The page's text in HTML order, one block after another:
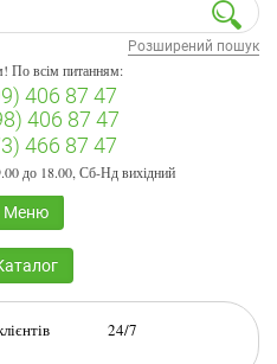
Розширений пошук
По всім питанням:
406 87 47
406 87 47
466 87 47
до 18.00, Сб-Нд вихідний
Меню
клієнтів 24/7